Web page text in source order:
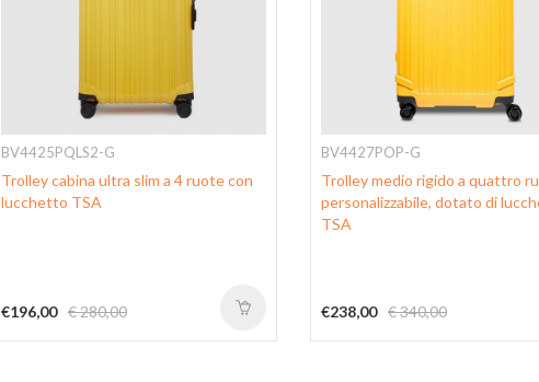
BV4425PQLS2-G
Trolley cabina ultra slim a 4 ruote con
lucchetto TSA
€196,00 € 280,00
BV4427POP-G
Trolley medio rigido a quattro
personalizzabile, dotato di
TSA
€238,00 € 340,00